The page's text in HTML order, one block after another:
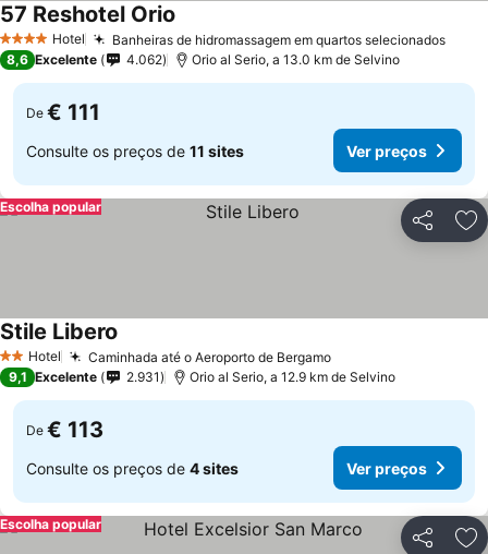
4 EstrelasHotel Banheiras de hidromassagem em quartos selecionados
57 Reshotel Orio
8,6 Excelente 4.062 Orio al Serio, a 13.0 km de Selvino
De € 111
Consulte os preços de 11 sites Ver preços
Partilhar
Escolha popular
2 Estrelas
Hotel Caminhada até o Aeroporto de Bergamo
Stile Libero
9,1 Excelente 2.931 Orio al Serio, a 12.9 km de Selvino
De € 113
Consulte os preços de 4 sites Ver preços
Partilhar
Escolha popular